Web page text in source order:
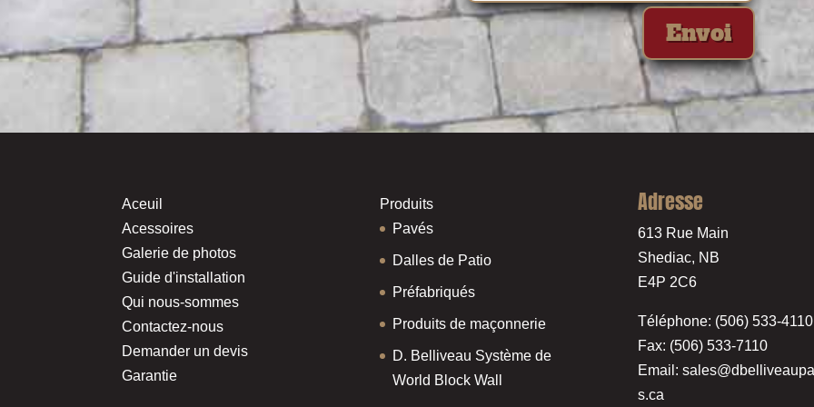
Envoi
Aceuil
Acessoires
Galerie de photos
Guide d'installation
Qui nous-sommes
Contactez-nous
Demander un devis
Garantie
Produits
Pavés
Dalles de Patio
Préfabriqués
Produits de maçonnerie
D. Belliveau Système de
World Block Wall
Adresse
613 Rue Main
Shediac, NB
E4P 2C6
Téléphone: (506) 533-4110
Fax: (506) 533-7110
Email:
s.ca